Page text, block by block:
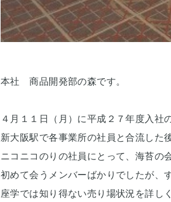
本社 商品開発部の森です。
４月１１日（月）に平成２７年度入社
新大阪駅で各事業所の社員と合流した
ニコニコのりの社員にとって、海苔の
初めて会うメンバーばかりでしたが、
座学では知り得ない売り場状況を詳し